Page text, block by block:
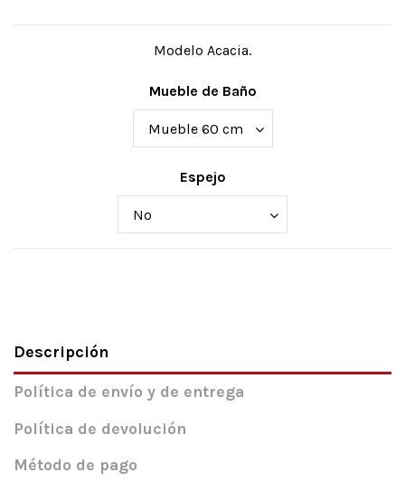
Modelo Acacia.
Mueble de Baño
Espejo
Descripción
Política de envío y de entrega
Política de devolución
Método de pago